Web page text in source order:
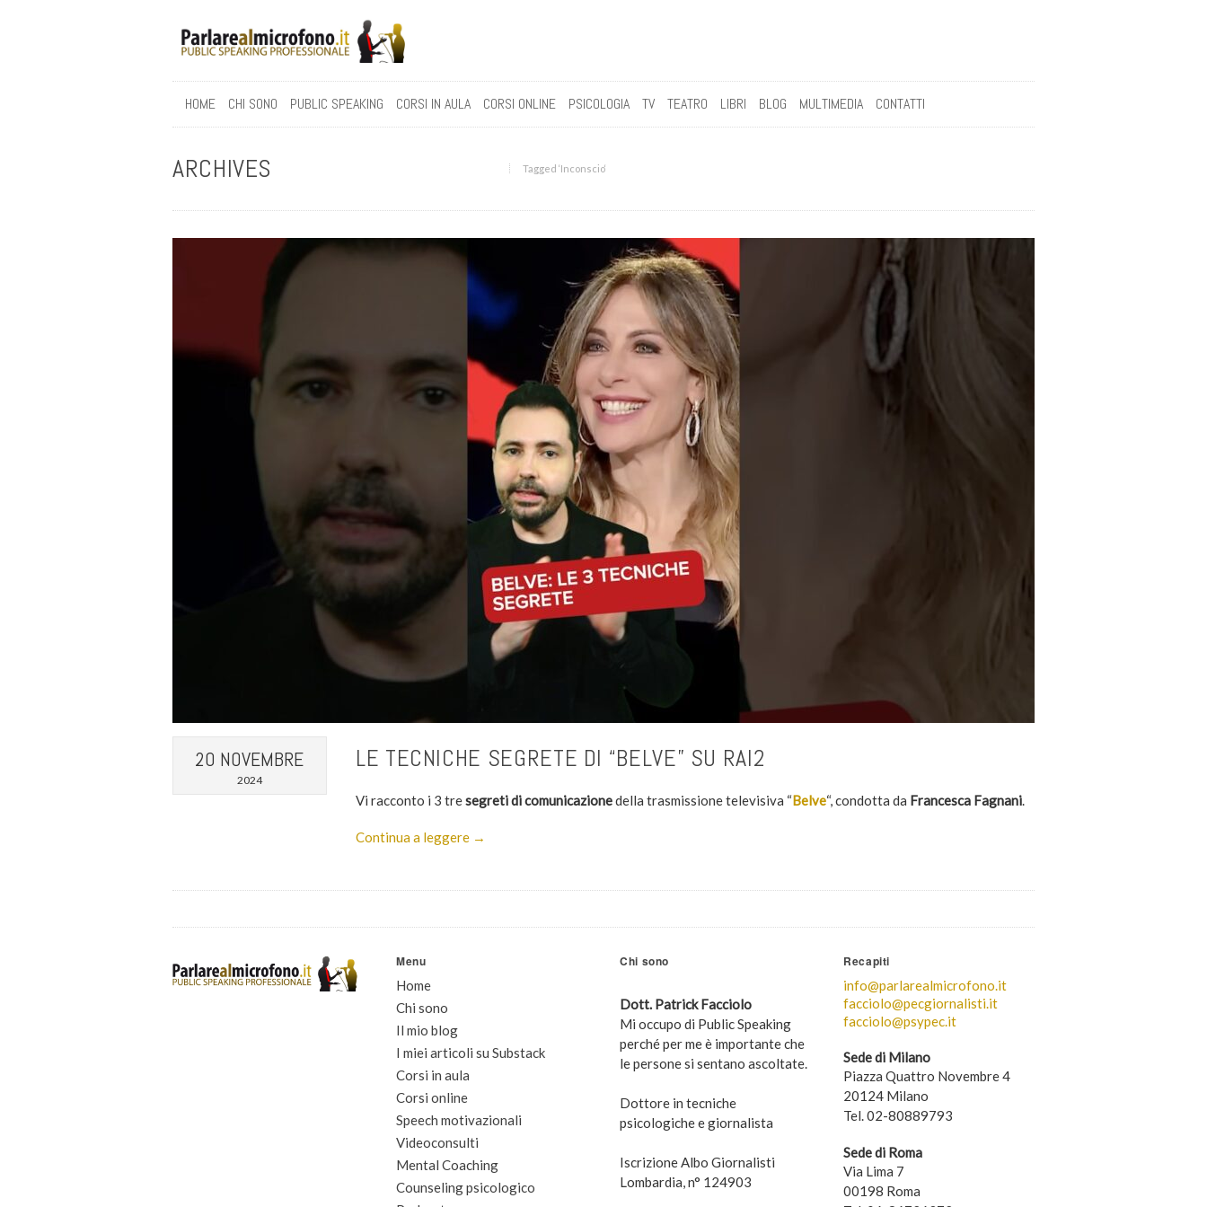
HOME CHI SONO PUBLIC SPEAKING CORSI IN AULA CORSI ONLINE PSICOLOGIA TV TEATRO LIBRI BLOG MULTIMEDIA CONTATTI
ARCHIVES Tagged ‘Inconscio‘
20 NOVEMBRE
2024
LE TECNICHE SEGRETE DI “BELVE” SU RAI2
Vi racconto i 3 tresegreti di comunicazionedella trasmissione televisiva “Belve“, condotta da Francesca Fagnani.
Continua a leggere →
Menu
Home
Chi sono
Il mio blog
I miei articoli su Substack
Corsi in aula
Corsi online
Speech motivazionali
Videoconsulti
Mental Coaching
Counseling psicologico
Chi sono
Dott. Patrick Facciolo
Mi occupo di Public Speaking
perché per me è importante che
le persone si sentano ascoltate.
Dottore in tecniche
psicologiche e giornalista
Iscrizione Albo Giornalisti
Lombardia, n° 124903
Recapiti
info@parlarealmicrofono.it
facciolo@pecgiornalisti.it
facciolo@psypec.it
Sede di Milano
Piazza Quattro Novembre 4
20124 Milano
Tel. 02-80889793
Sede di Roma
Via Lima 7
00198 Roma